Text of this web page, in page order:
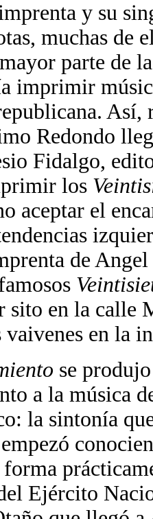
y su
muchas de
parte de
imprimir
Redondo
Fidalgo,
los
aceptar el
de
sito en la calle
en la
se
a la música
la sintonía
Ejército